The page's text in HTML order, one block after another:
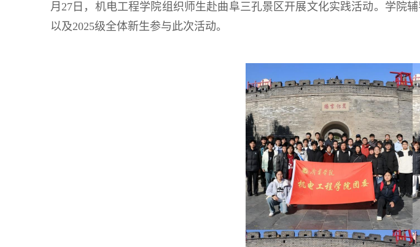
月27日，机电工程学院组织师生赴曲阜三孔景区开展文化实践活动。学院
以及2025级全体新生参与此次活动。